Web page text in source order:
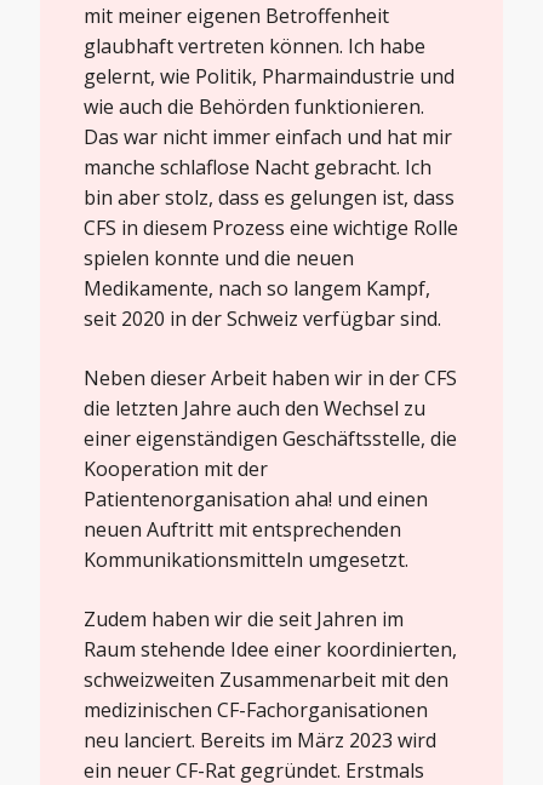
mit meiner eigenen Betroffenheit
glaubhaft vertreten können. Ich habe
gelernt, wie Politik, Pharmaindustrie und
wie auch die Behörden funktionieren.
Das war nicht immer einfach und hat mir
manche schlaflose Nacht gebracht. Ich
bin aber stolz, dass es gelungen ist, dass
CFS in diesem Prozess eine wichtige Rolle
spielen konnte und die neuen
Medikamente, nach so langem Kampf,
seit 2020 in der Schweiz verfügbar sind.
Neben dieser Arbeit haben wir in der CFS
die letzten Jahre auch den Wechsel zu
einer eigenständigen Geschäftsstelle, die
Kooperation mit der
Patientenorganisation aha! und einen
neuen Auftritt mit entsprechenden
Kommunikationsmitteln umgesetzt.
Zudem haben wir die seit Jahren im
Raum stehende Idee einer koordinierten,
schweizweiten Zusammenarbeit mit den
medizinischen CF-Fachorganisationen
neu lanciert. Bereits im März 2023 wird
ein neuer CF-Rat gegründet. Erstmals